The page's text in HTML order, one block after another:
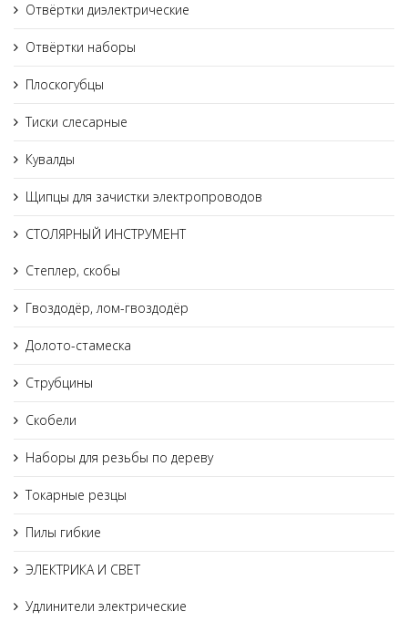
Отвёртки диэлектрические
Отвёртки наборы
Плоскогубцы
Тиски слесарные
Кувалды
Щипцы для зачистки электропроводов
СТОЛЯРНЫЙ ИНСТРУМЕНТ
Степлер, скобы
Гвоздодёр, лом-гвоздодёр
Долото-стамеска
Струбцины
Скобели
Наборы для резьбы по дереву
Токарные резцы
Пилы гибкие
ЭЛЕКТРИКА И СВЕТ
Удлинители электрические